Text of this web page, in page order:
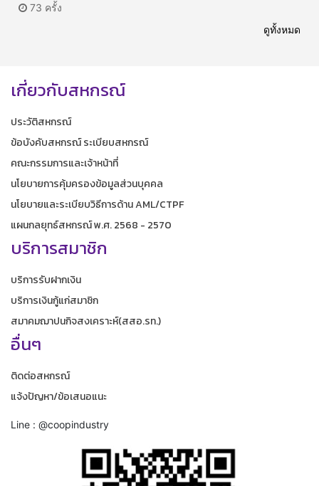
73 ครั้ง
ดูทั้งหมด
เกี่ยวกับสหกรณ์
ประวัติสหกรณ์
ข้อบังคับสหกรณ์ ระเบียบสหกรณ์
คณะกรรมการและเจ้าหน้าที่
นโยบายการคุ้มครองข้อมูลส่วนบุคคล
นโยบายและระเบียบวิธีการด้าน AML/CTPF
แผนกลยุทธ์สหกรณ์ พ.ศ. 2568 - 2570
บริการสมาชิก
บริการรับฝากเงิน
บริการเงินกู้แก่สมาชิก
สมาคมฌาปนกิจสงเคราะห์(สสอ.รท.)
อื่นๆ
ติดต่อสหกรณ์
แจ้งปัญหา/ข้อเสนอแนะ
Line : @coopindustry